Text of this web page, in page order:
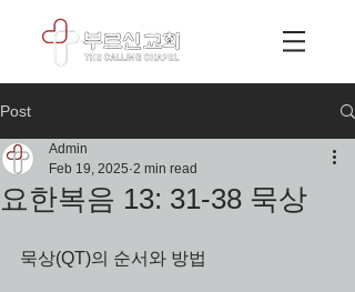
Post
요한복음 13: 31-38 묵상
Admin
Feb 19, 2025 2 min read
묵상(QT)의 순서와 방법